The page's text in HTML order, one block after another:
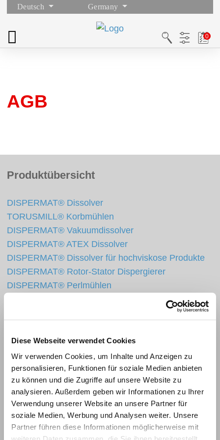
Diese Webseite verwendet Cookies
Wir verwenden Cookies, um Inhalte und Anzeigen zu
personalisieren, Funktionen für soziale Medien anbieten
zu können und die Zugriffe auf unsere Website zu
analysieren. Außerdem geben wir Informationen zu Ihrer
Verwendung unserer Website an unsere Partner für
soziale Medien, Werbung und Analysen weiter. Unsere
Partner führen diese Informationen möglicherweise mit
Deutsch Germany
AGB
Produktübersicht
DISPERMAT® Dissolver
TORUSMILL® Korbmühlen
DISPERMAT® Vakuumdissolver
DISPERMAT® ATEX Dissolver
DISPERMAT® Dissolver für hochviskose Produkte
DISPERMAT® Rotor-Stator Dispergierer
DISPERMAT® Perlmühlen
Adaptierbare Schnellwechselsysteme
Zubehör
Dispergierbehälter
Rühr-, Dispergier- und Mahlwerkzeuge